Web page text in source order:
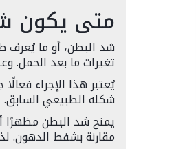
متى يكون
شد البطن، أو ما يُعرف
تغيرات ما بعد الحمل.
يُعتبر هذا الإجراء
شكله الطبيعي السابق.
يمنح شد البطن مظهرًا
مقارنة بشفط الدهون.